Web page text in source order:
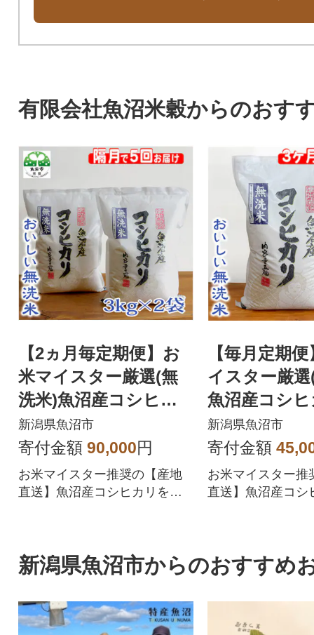
有限会社魚沼米穀からのおす
【2ヵ月毎定期便】お
米マイスター厳選(無
洗米)魚沼産コシヒカ
リ100% 6kg(3kg×2)全
5回
新潟県魚沼市
寄付金額 90,000円
お米マイスター推奨の【産地
直送】魚沼産コシヒカリを精
【毎月定期
イスター厳
魚沼産コシ
0% 5kg全3回
新潟県魚沼市
寄付金額
お米マイスター推
直送】魚沼産コシ
新潟県魚沼市からのおすすめ